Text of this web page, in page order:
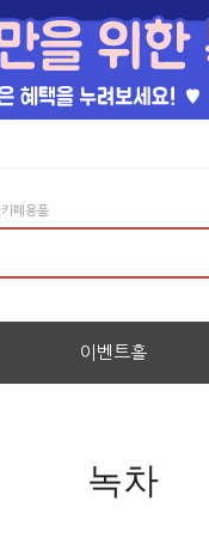
페용품
이벤트홀
녹차